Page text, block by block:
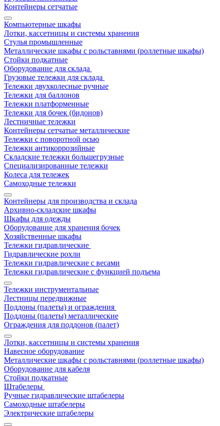
Контейнеры сетчатые
Компьютерные шкафы
Лотки, кассетницы и системы хранения
Стулья промышленные
Металлические шкафы с рольставнями (роллетные шкафы)
Стойки подкатные
Оборудование для склада
Грузовые тележки для склада
Тележки двухколесные ручные
Тележки для баллонов
Тележки платформенные
Тележки для бочек (бидонов)
Лестничные тележки
Контейнеры сетчатые металлические
Тележки с поворотной осью
Тележки антикоррозийные
Складские тележки большегрузные
Специализированные тележки
Колеса для тележек
Самоходные тележки
Контейнеры для производства и склада
Архивно-складские шкафы
Шкафы для одежды
Оборудование для хранения бочек
Хозяйственные шкафы
Тележки гидравлические
Гидравлические рохли
Тележки гидравлические с весами
Тележки гидравлические с функцией подъема
Тележки инструментальные
Лестницы передвижные
Поддоны (палеты) и ограждения
Поддоны (палеты) металлические
Ограждения для поддонов (палет)
Лотки, кассетницы и системы хранения
Навесное оборудование
Металлические шкафы с рольставнями (роллетные шкафы)
Оборудование для кабеля
Стойки подкатные
Штабелеры
Ручные гидравлические штабелеры
Самоходные штабелеры
Электрические штабелеры